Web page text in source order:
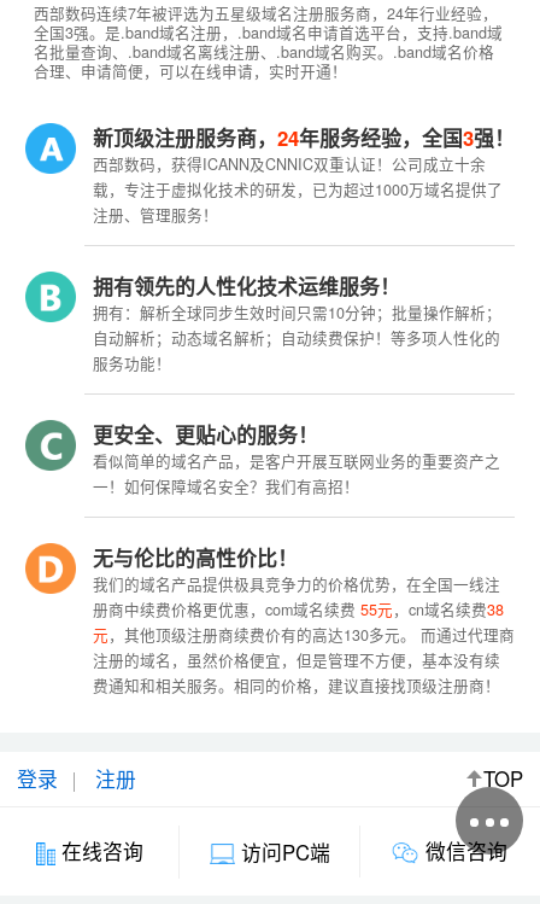
西部数码连续7年被评选为五星级域名注册服务商，24年行业经验，
全国3强。是.band域名注册，.band域名申请首选平台，支持.band域
名批量查询、.band域名离线注册、.band域名购买。.band域名价格
合理、申请简便，可以在线申请，实时开通！
新顶级注册服务商， 24年服务经验，全国3强！
西部数码，获得ICANN及CNNIC双重认证！公司成立十余
载，专注于虚拟化技术的研发，已为超过1000万域名提供了
注册、管理服务！
拥有领先的人性化技术运维服务！
拥有：解析全球同步生效时间只需10分钟；批量操作解析；
自动解析；动态域名解析；自动续费保护！等多项人性化的
服务功能！
更安全、更贴心的服务！
看似简单的域名产品，是客户开展互联网业务的重要资产之
一！如何保障域名安全？我们有高招！
无与伦比的高性价比！
我们的域名产品提供极具竞争力的价格优势，在全国一线注
册商中续费价格更优惠，com域名续费 55元，cn域名续费38
元，其他顶级注册商续费价有的高达130多元。 而通过代理商
注册的域名，虽然价格便宜，但是管理不方便，基本没有续
费通知和相关服务。相同的价格，建议直接找顶级注册商！
登录 注册 TOP
在线咨询 访问PC端 微信咨询